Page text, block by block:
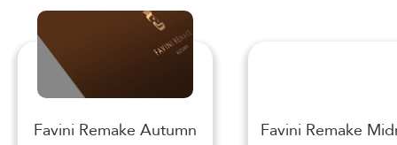
Favini Remake Autumn Favini Remake